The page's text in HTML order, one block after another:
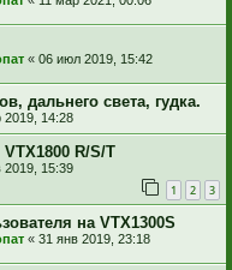
« 06 июл 2019, 15:42
дальнего света, гудка.
2019, 14:28
R/S/T
15:39
1 2 3
на VTX1300S
« 31 янв 2019, 23:18